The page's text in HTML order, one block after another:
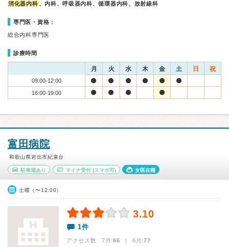
消化器内科 、内科、呼吸器内科、循環器内科、放射線科
専門医・資格：
総合内科専門医
診療時間
月 火 水 木 金 土 日 祝
09:00-12:00
16:00-19:00
富田病院
和歌山県岩出市紀泉台
駐車場あり マイナ受付(スマホ可) 女医在籍
土曜（〜12:00）
3.10
1件
アクセス数 7月:66 | 6月:77